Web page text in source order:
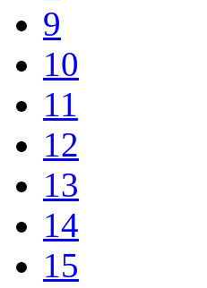
9
10
11
12
13
14
15